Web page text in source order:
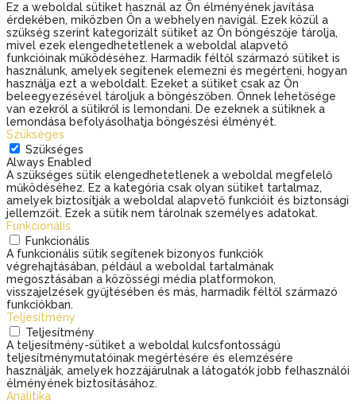
Ez a weboldal sütiket használ az Ön élményének javítása
érdekében, miközben Ön a webhelyen navigál. Ezek közül a
szükség szerint kategorizált sütiket az Ön böngészője tárolja,
mivel ezek elengedhetetlenek a weboldal alapvető
funkcióinak működéséhez. Harmadik féltől származó sütiket is
használunk, amelyek segítenek elemezni és megérteni, hogyan
használja ezt a weboldalt. Ezeket a sütiket csak az Ön
beleegyezésével tároljuk a böngészőben. Önnek lehetősége
van ezekről a sütikről is lemondani. De ezeknek a sütiknek a
lemondása befolyásolhatja böngészési élményét.
Szükséges
Szükséges
Always Enabled
A szükséges sütik elengedhetetlenek a weboldal megfelelő
működéséhez. Ez a kategória csak olyan sütiket tartalmaz,
amelyek biztosítják a weboldal alapvető funkcióit és biztonsági
jellemzőit. Ezek a sütik nem tárolnak személyes adatokat.
Funkcionális
Funkcionális
A funkcionális sütik segítenek bizonyos funkciók
végrehajtásában, például a weboldal tartalmának
megosztásában a közösségi média platformokon,
visszajelzések gyűjtésében és más, harmadik féltől származó
funkciókban.
Teljesítmény
Teljesítmény
A teljesítmény-sütiket a weboldal kulcsfontosságú
teljesítménymutatóinak megértésére és elemzésére
használják, amelyek hozzájárulnak a látogatók jobb felhasználói
élményének biztosításához.
Analitika